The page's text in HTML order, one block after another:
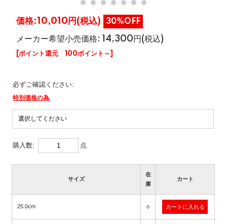
価格:10,010円 (税込) 30%OFF
メーカー希望小売価格: 14,300円(税込)
[ポイント還元 100ポイント～]
必ずご確認ください:
特別価格の為
購入数: 点
サイズ
在
庫
カート
25.0cm ○